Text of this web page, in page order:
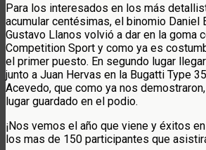
Para los interesados en los más
acumular centésimas, el binomio Daniel
Gustavo Llanos volvió a dar en la goma
Competition Sport y como ya es
el primer puesto. En segundo lugar
junto a Juan Hervas en la Bugatti Type
Acevedo, que como ya nos
lugar guardado en el podio.
¡Nos vemos el año que viene y éxitos
los mas de 150 participantes que